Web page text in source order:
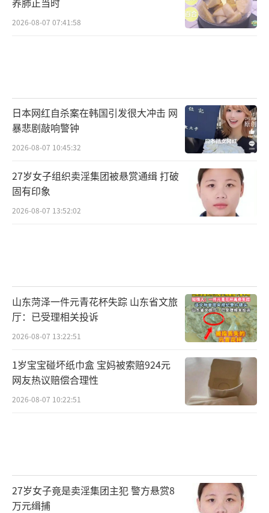
2026-08-07 07:41:58
日本网红自杀案在韩国引发很大冲击 网
暴悲剧敲响警钟
2026-08-07 10:45:32
27岁女子组织卖淫集团被悬赏通缉 打破
固有印象
2026-08-07 13:52:02
山东菏泽一件元青花杯失踪 山东省文旅
厅：已受理相关投诉
2026-08-07 13:22:51
1岁宝宝碰坏纸巾盒 宝妈被索赔924元
网友热议赔偿合理性
2026-08-07 10:22:51
27岁女子竟是卖淫集团主犯 警方悬赏8
万元缉捕